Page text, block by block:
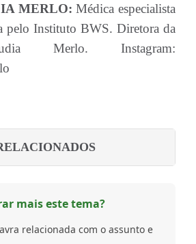
MERLO: Médica especialista
pelo Instituto BWS. Diretora da
Merlo. Instagram:
mais este tema?
relacionada com o assunto e